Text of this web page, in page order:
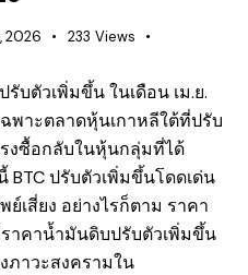
2026 233 Views
บตัวเพิ่มขึ้น ในเดือน เม.ย.
พาะตลาดหุ้นเกาหลีใต้ที่ปรับ
งซื้อกลับในหุ้นกลุ่มที่ได้
ปรับตัวเพิ่มขึ้นโดดเด่น
เสี่ยง อย่างไรก็ตาม ราคา
าคาน้ำมันดิบปรับตัวเพิ่มขึ้น
าวะสงครามใน